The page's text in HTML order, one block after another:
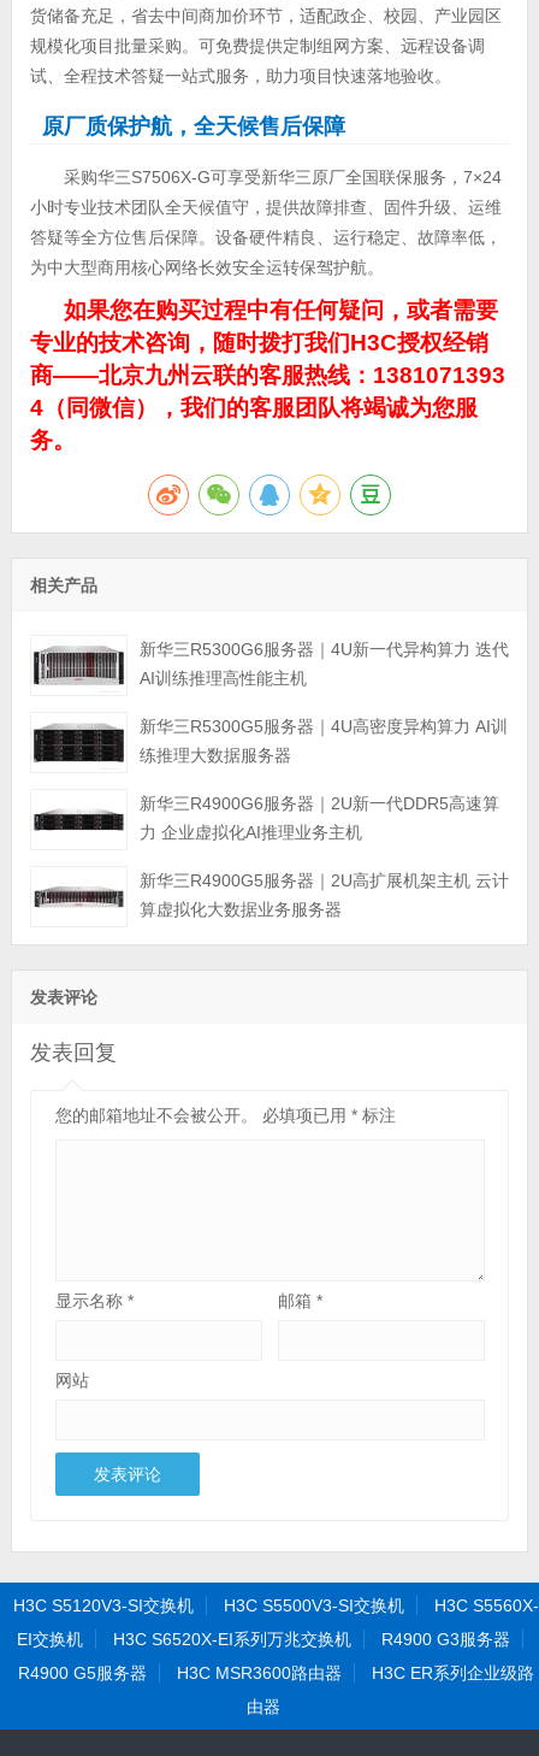
货储备充足，省去中间商加价环节，适配政企、校园、产业园区
规模化项目批量采购。可免费提供定制组网方案、远程设备调
试、全程技术答疑一站式服务，助力项目快速落地验收。
原厂质保护航，全天候售后保障
采购华三S7506X-G可享受新华三原厂全国联保服务，7×24
小时专业技术团队全天候值守，提供故障排查、固件升级、运维
答疑等全方位售后保障。设备硬件精良、运行稳定、故障率低，
为中大型商用核心网络长效安全运转保驾护航。
如果您在购买过程中有任何疑问，或者需要
专业的技术咨询，随时拨打我们H3C授权经销
商——北京九州云联的客服热线：1381071393
4（同微信），我们的客服团队将竭诚为您服
务。
相关产品
新华三R5300G6服务器｜4U新一代异构算力 迭代
AI训练推理高性能主机
新华三R5300G5服务器｜4U高密度异构算力 AI训
练推理大数据服务器
新华三R4900G6服务器｜2U新一代DDR5高速算
力 企业虚拟化AI推理业务主机
新华三R4900G5服务器｜2U高扩展机架主机 云计
算虚拟化大数据业务服务器
发表评论
发表回复
您的邮箱地址不会被公开。 必填项已用 *标注
显示名称 * 邮箱*
网站
H3C S5120V3-SI交换机 H3C S5500V3-SI交换机
H3C S5560X-
EI交换机
H3C S6520X-EI系列万兆交换机
R4900 G3服务器
R4900 G5服务器
H3C MSR3600路由器
H3C ER系列企业级路
由器